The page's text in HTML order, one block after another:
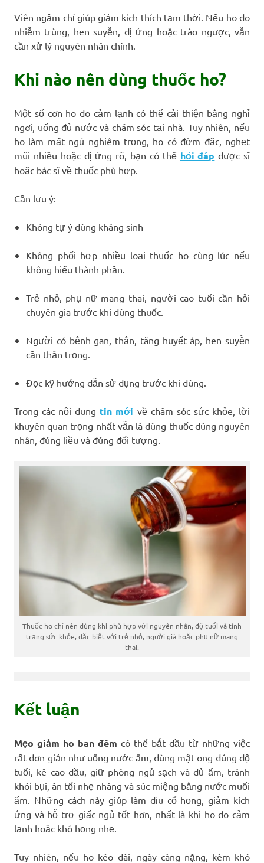
Viên ngậm chỉ giúp giảm kích thích tạm thời. Nếu ho do
nhiễm trùng, hen suyễn, dị ứng hoặc trào ngược, vẫn
cần xử lý nguyên nhân chính.
Khi nào nên dùng thuốc ho?
Một số cơn ho do cảm lạnh có thể cải thiện bằng nghỉ
ngơi, uống đủ nước và chăm sóc tại nhà. Tuy nhiên, nếu
ho làm mất ngủ nghiêm trọng, ho có đờm đặc, nghẹt
mũi nhiều hoặc dị ứng rõ, bạn có thể hỏi đáp dược sĩ
hoặc bác sĩ về thuốc phù hợp.
Cần lưu ý:
Không tự ý dùng kháng sinh
Không phối hợp nhiều loại thuốc ho cùng lúc nếu
không hiểu thành phần.
Trẻ nhỏ, phụ nữ mang thai, người cao tuổi cần hỏi
chuyên gia trước khi dùng thuốc.
Người có bệnh gan, thận, tăng huyết áp, hen suyễn
cần thận trọng.
Đọc kỹ hướng dẫn sử dụng trước khi dùng.
Trong các nội dung tin mới về chăm sóc sức khỏe, lời
khuyên quan trọng nhất vẫn là dùng thuốc đúng nguyên
nhân, đúng liều và đúng đối tượng.
Thuốc ho chỉ nên dùng khi phù hợp với nguyên nhân, độ tuổi và tình
trạng sức khỏe, đặc biệt với trẻ nhỏ, người già hoặc phụ nữ mang
thai.
Kết luận
Mẹo giảm ho ban đêm có thể bắt đầu từ những việc
rất đơn giản như uống nước ấm, dùng mật ong đúng độ
tuổi, kê cao đầu, giữ phòng ngủ sạch và đủ ẩm, tránh
khói bụi, ăn tối nhẹ nhàng và súc miệng bằng nước muối
ấm. Những cách này giúp làm dịu cổ họng, giảm kích
ứng và hỗ trợ giấc ngủ tốt hơn, nhất là khi ho do cảm
lạnh hoặc khô họng nhẹ.
Tuy nhiên, nếu ho kéo dài, ngày càng nặng, kèm khó